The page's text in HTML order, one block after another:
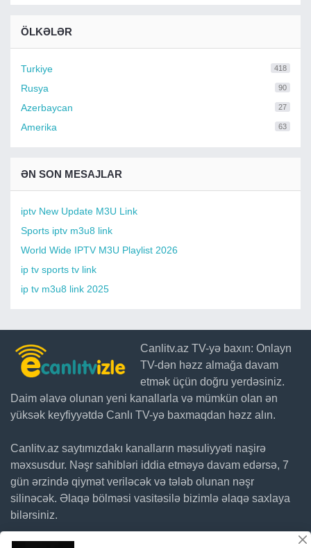
ÖLKƏLƏR
Turkiye 418
Rusya 90
Azerbaycan 27
Amerika 63
ƏN SON MESAJLAR
iptv New Update M3U Link
Sports iptv m3u8 link
World Wide IPTV M3U Playlist 2026
ip tv sports tv link
ip tv m3u8 link 2025
Canlitv.az TV-yə baxın: Onlayn
TV-dən həzz almağa davam
etmək üçün doğru yerdəsiniz.
Daim əlavə olunan yeni kanallarla və mümkün olan ən
yüksək keyfiyyətdə Canlı TV-yə baxmaqdan həzz alın.
Canlitv.az saytımızdakı kanalların məsuliyyəti naşirə
məxsusdur. Nəşr sahibləri iddia etməyə davam edərsə, 7
gün ərzində qiymət veriləcək və tələb olunan nəşr
silinəcək. Əlaqə bölməsi vasitəsilə bizimlə əlaqə saxlaya
bilərsiniz.